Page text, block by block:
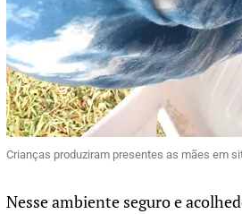
Crianças produziram presentes as mães em
Nesse ambiente seguro e